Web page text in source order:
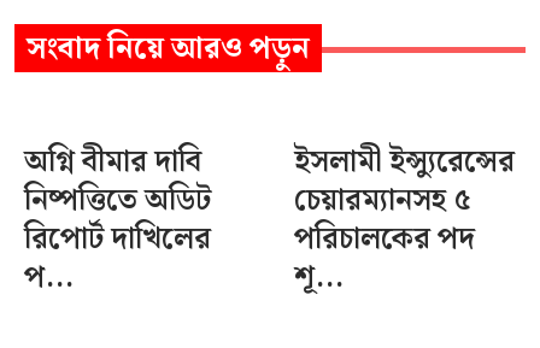
সংবাদনিয়ে আরও পড়ুন
অগ্নি বীমার দাবি
নিষ্পত্তিতে অডিট
রিপোর্ট দাখিলের
প...
ইসলামী ইন্স্যুরেন্সের
চেয়ারম্যানসহ ৫
পরিচালকের পদ
শূ...